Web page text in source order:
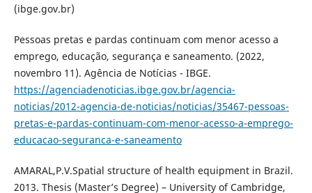
(ibge.gov.br)
Pessoas pretas e pardas continuam com menor acesso a
emprego, educação, segurança e saneamento. (2022,
novembro 11). Agência de Notícias - IBGE.
https://agenciadenoticias.ibge.gov.br/agencia-
noticias/2012-agencia-de-noticias/noticias/35467-pessoas-
pretas-e-pardas-continuam-com-menor-acesso-a-emprego-
educacao-seguranca-e-saneamento
AMARAL,P.V.Spatial structure of health equipment in Brazil.
2013. Thesis (Master’s Degree) – University of Cambridge,